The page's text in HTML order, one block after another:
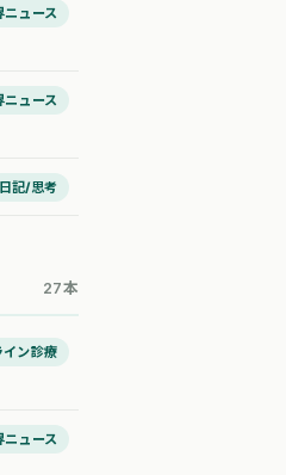
ュース
ュース
日記/思考
27本
イン診療
ュース